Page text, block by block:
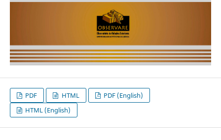
PDF HTML
PDF (English)
HTML (English)